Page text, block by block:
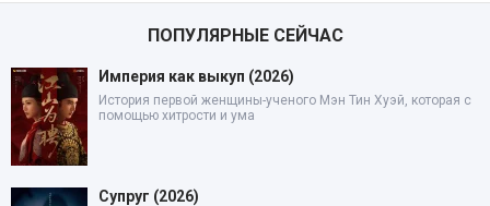
ПОПУЛЯРНЫЕ СЕЙЧАС
Империя как выкуп (2026)
История первой женщины-ученого Мэн Тин Хуэй, которая с
помощью хитрости и ума
Супруг (2026)